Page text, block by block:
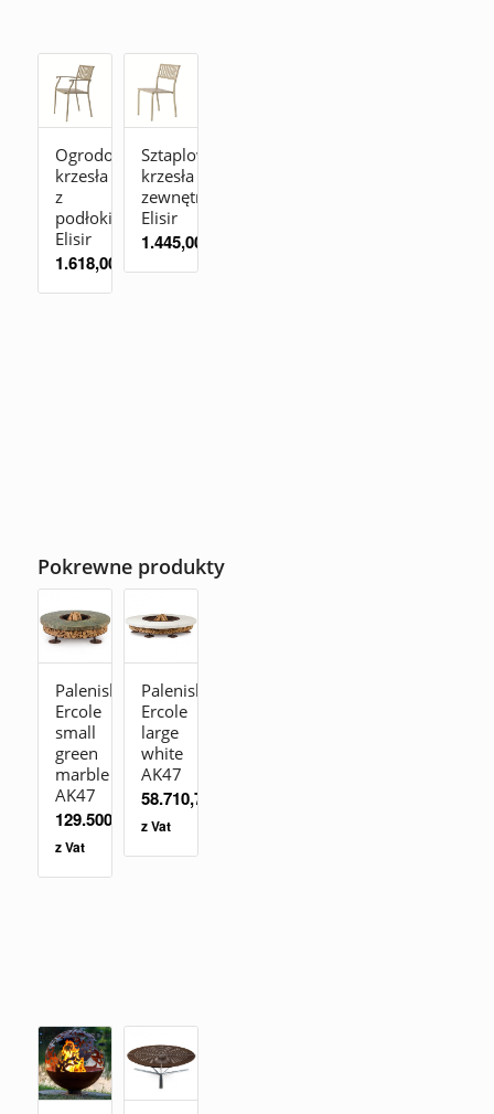
Ogrodowe
krzesła
z
podłokietnikami
Elisir
1.618,00
Sztaplowane
krzesła
zewnętrzne
Elisir
1.445,00
Pokrewne produkty
Palenisko
Ercole
small
green
marble
AK47
129.500,00 zł
z Vat
Palenisko
Ercole
large
white
AK47
58.710,70
z Vat